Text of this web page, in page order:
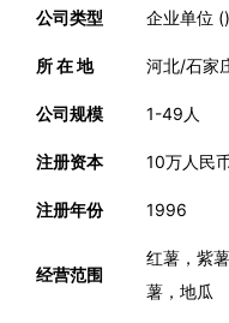
公司类型 企业单位 ()
所 在 地 河北/石家
公司规模 1-49人
注册资本 10万人民
注册年份 1996
经营范围
红薯，紫
薯，地瓜